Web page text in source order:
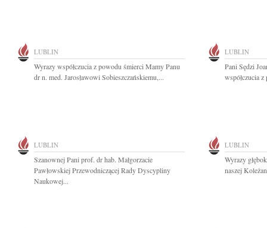
LUBLIN
Wyrazy współczucia z powodu śmierci Mamy Panu
dr n. med. Jarosławowi Sobieszczańskiemu,...
LUBLIN
Pani Sędzi
współczucia
LUBLIN
Szanownej Pani prof. dr hab. Małgorzacie
Pawłowskiej Przewodniczącej Rady Dyscypliny
Naukowej...
LUBLIN
Wyrazy
naszej